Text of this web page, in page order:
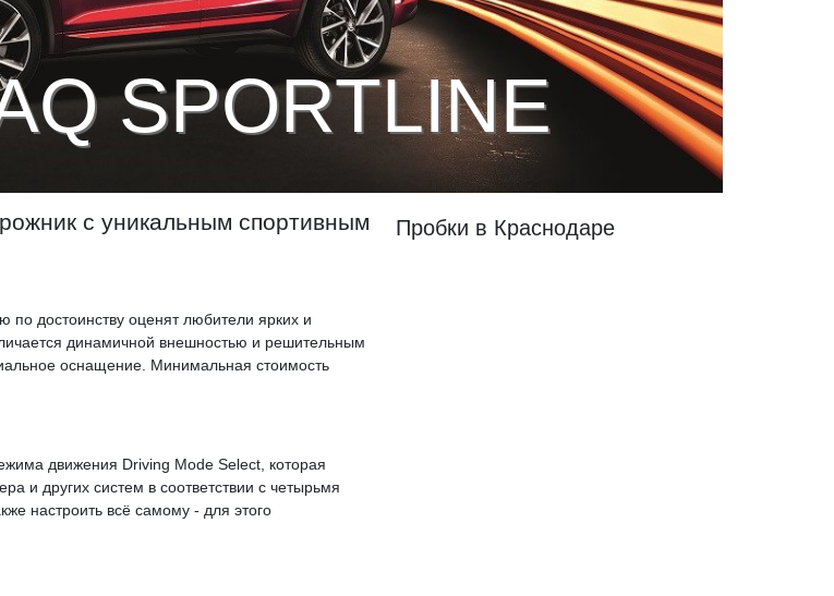
SPORTLINE
с уникальным спортивным
достоинству оценят любители ярких и
динамичной внешностью и решительным
оснащение. Минимальная стоимость
движения Driving Mode Select, которая
и других систем в соответствии с четырьмя
настроить всё самому - для этого
Пробки в Краснодаре